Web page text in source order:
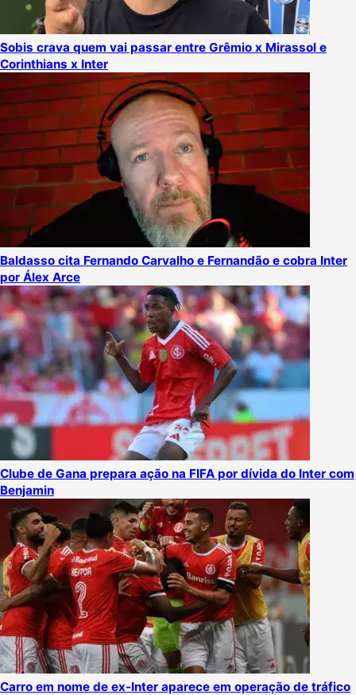
Sobis crava quem vai passar entre Grêmio x Mirassol e
Corinthians x Inter
Baldasso cita Fernando Carvalho e Fernandão e cobra Inter
por Álex Arce
Clube de Gana prepara ação na FIFA por dívida do Inter com
Benjamin
Carro em nome de ex-Inter aparece em operação de tráfico